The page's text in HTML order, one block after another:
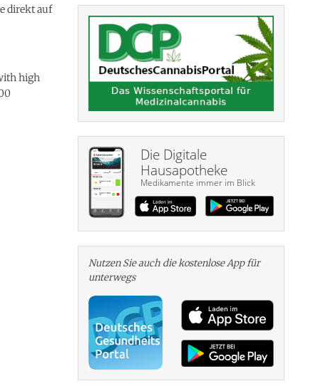
direkt auf
high
Die Digitale
Hausapotheke
Medikamente immer im Blick
Nutzen Sie auch die kosten­lose App für
unterwegs